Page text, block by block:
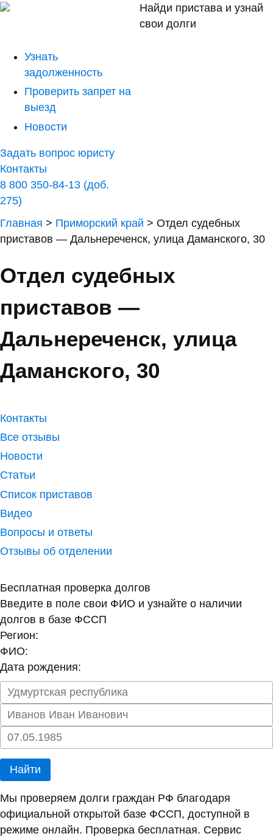
Найди пристава и узнай
свои долги
Узнать
задолженность
Проверить запрет на
выезд
Новости
Задать вопрос юристу
Контакты
8 800 350-84-13 (доб.
275)
Главная > Приморский край > Отдел судебных
приставов — Дальнереченск, улица Даманского, 30
Отдел судебных
приставов —
Дальнереченск, улица
Даманского, 30
Контакты
Все отзывы
Новости
Статьи
Список приставов
Видео
Вопросы и ответы
Отзывы об отделении
Бесплатная проверка долгов
Введите в поле свои ФИО и узнайте о наличии
долгов в базе ФССП
Регион:
ФИО:
Дата рождения:
Найти
Мы проверяем долги граждан РФ благодаря
официальной открытой базе ФССП, доступной в
режиме онлайн. Проверка бесплатная. Сервис